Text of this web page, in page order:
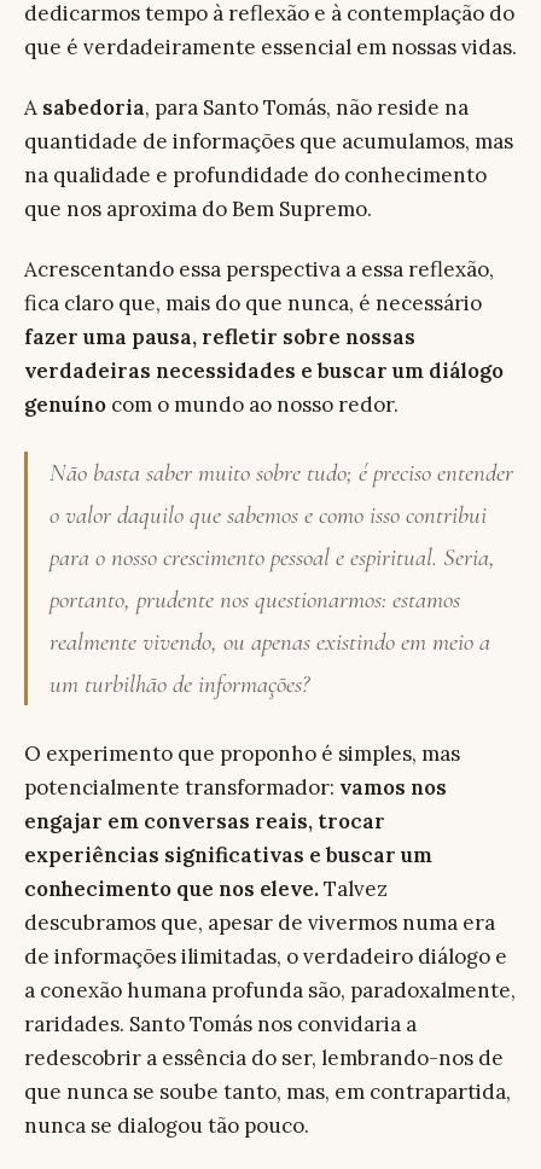
dedicarmos tempo à reflexão e à contemplação do
que é verdadeiramente essencial em nossas vidas.
A sabedoria, para Santo Tomás, não reside na
quantidade de informações que acumulamos, mas
na qualidade e profundidade do conhecimento
que nos aproxima do Bem Supremo.
Acrescentando essa perspectiva a essa reflexão,
fica claro que, mais do que nunca, é necessário
fazer uma pausa, refletir sobre nossas
verdadeiras necessidades e buscar um diálogo
genuíno com o mundo ao nosso redor.
Não basta saber muito sobre tudo; é preciso entender
o valor daquilo que sabemos e como isso contribui
para o nosso crescimento pessoal e espiritual. Seria,
portanto, prudente nos questionarmos: estamos
realmente vivendo, ou apenas existindo em meio a
um turbilhão de informações?
O experimento que proponho é simples, mas
potencialmente transformador: vamos nos
engajar em conversas reais, trocar
experiências significativas e buscar um
conhecimento que nos eleve.Talvez
descubramos que, apesar de vivermos numa era
de informações ilimitadas, o verdadeiro diálogo e
a conexão humana profunda são, paradoxalmente,
raridades. Santo Tomás nos convidaria a
redescobrir a essência do ser, lembrando-nos de
que nunca se soube tanto, mas, em contrapartida,
nunca se dialogou tão pouco.